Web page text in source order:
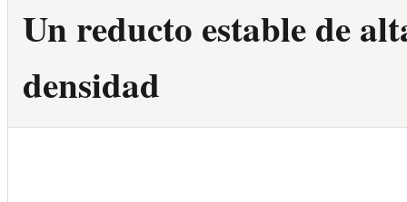
Un reducto estable de
densidad